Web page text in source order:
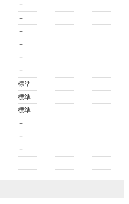
－
－
－
－
－
－
標準
標準
標準
－
－
－
－